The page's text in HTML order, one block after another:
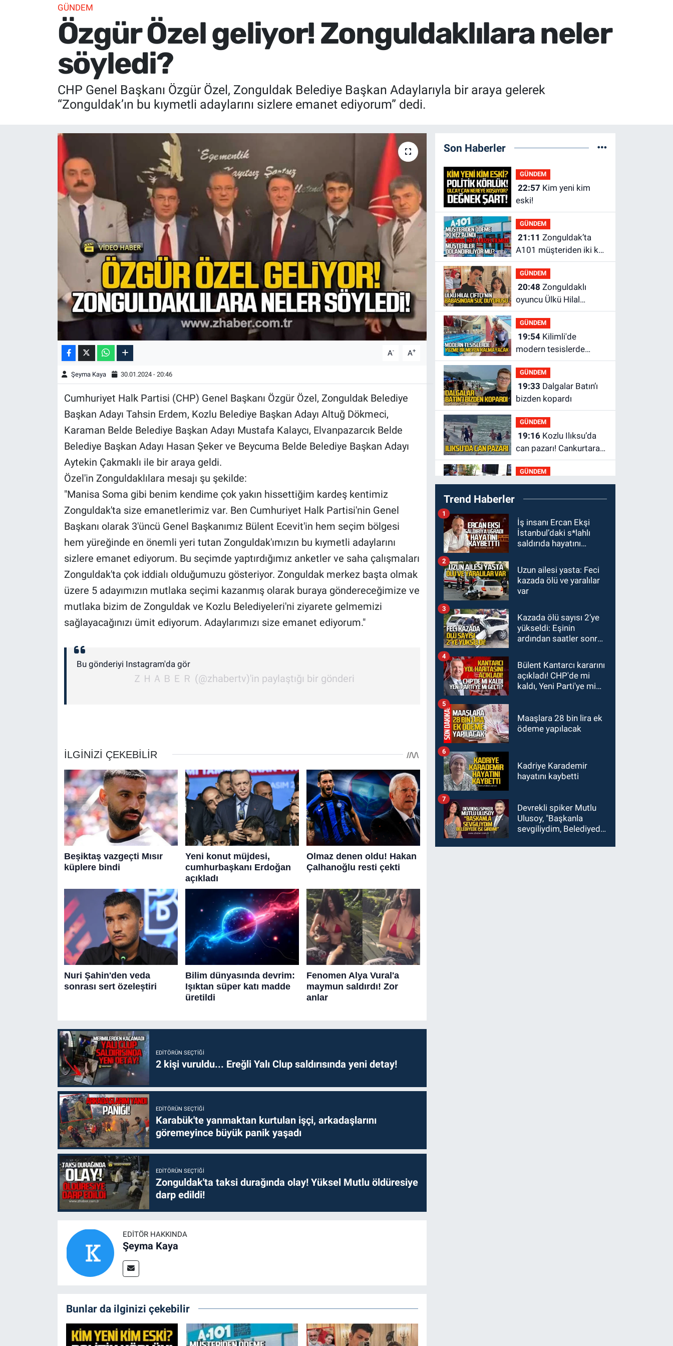
GÜNDEM
Özgür Özel geliyor! Zonguldaklılara neler
söyledi?
CHP Genel Başkanı Özgür Özel, Zonguldak Belediye Başkan Adaylarıyla bir araya gelerek
“Zonguldak’ın bu kıymetli adaylarını sizlere emanet ediyorum” dedi.
A- A+
Şeyma Kaya 30.01.2024 - 20:46
Cumhuriyet Halk Partisi (CHP) Genel Başkanı Özgür Özel, Zonguldak Belediye
Başkan Adayı Tahsin Erdem, Kozlu Belediye Başkan Adayı Altuğ Dökmeci,
Karaman Belde Belediye Başkan Adayı Mustafa Kalaycı, Elvanpazarcık Belde
Belediye Başkan Adayı Hasan Şeker ve Beycuma Belde Belediye Başkan Adayı
Aytekin Çakmaklı ile bir araya geldi.
Özel'in Zonguldaklılara mesajı şu şekilde:
"Manisa Soma gibi benim kendime çok yakın hissettiğim kardeş kentimiz
Zonguldak'ta size emanetlerimiz var. Ben Cumhuriyet Halk Partisi'nin Genel
Başkanı olarak 3'üncü Genel Başkanımız Bülent Ecevit'in hem seçim bölgesi
hem yüreğinde en önemli yeri tutan Zonguldak'ımızın bu kıymetli adaylarını
sizlere emanet ediyorum. Bu seçimde yaptırdığımız anketler ve saha çalışmaları
Zonguldak'ta çok iddialı olduğumuzu gösteriyor. Zonguldak merkez başta olmak
üzere 5 adayımızın mutlaka seçimi kazanmış olarak buraya göndereceğimize ve
mutlaka bizim de Zonguldak ve Kozlu Belediyeleri'ni ziyarete gelmemizi
sağlayacağınızı ümit ediyorum. Adaylarımızı size emanet ediyorum."
Bu gönderiyi Instagram'da gör
ＺＨＡＢＥＲ (@zhabertv)'in paylaştığı bir gönderi
EDITÖRÜN SEÇTIĞI
2 kişi vuruldu... Ereğli Yalı Clup saldırısında yeni detay!
EDITÖRÜN SEÇTIĞI
Karabük'te yanmaktan kurtulan işçi, arkadaşlarını
göremeyince büyük panik yaşadı
EDITÖRÜN SEÇTIĞI
Zonguldak'ta taksi durağında olay! Yüksel Mutlu öldüresiye
darp edildi!
EDITÖR HAKKINDA
Şeyma Kaya
Bunlar da ilginizi çekebilir
Son Haberler
GÜNDEM
22:57
eski!
GÜNDEM
21:11
A101 müşteriden iki kez
tahsilat yaptı geri
ödemiyor!
GÜNDEM
20:48
oyuncu Ülkü Hilal
Çiftçi'nin babasından
suç duyurusu
GÜNDEM
19:54Kilimli'de
modern tesislerde
yüzme bilmeyen genç
kalmayacak
GÜNDEM
19:33
bizden kopardı
GÜNDEM
19:16Kozlu Ilıksu’da
can pazarı! Cankurtaran
saniyelerle yarıştı
GÜNDEM
19:01Çaycumalılar
Derneği Başkanı Savaş
Hakan Yeşil ile ne
görüştü?
SPOR
17:45Kozlu
Belediyespor, Tezcan
kattı
Zonguldak
17:39Şampiyondan
GMİS'e teşekkür ziyareti
Zonguldak
13:39Abdulkadir
Özdemir görevinden
Trend Haberler
İş insanı Ercan Ekşi
İstanbul’daki s*lahlı
saldırıda hayatını
1
Uzun ailesi yasta: Feci
kazada ölü ve yaralılar
var
2
Kazada ölü sayısı 2’ye
yükseldi: Eşinin
ardından saatler sonra
kaybetti
3
Bülent Kantarcı kararını
açıkladı! CHP'de mi
kaldı, Yeni Parti'ye mi
4
Maaşlara 28 bin lira ek
ödeme yapılacak
5
Kadriye Karademir
hayatını kaybetti
6
Devrekli spiker Mutlu
Ulusoy, "Başkanla
sevgiliydim, Belediyede
7